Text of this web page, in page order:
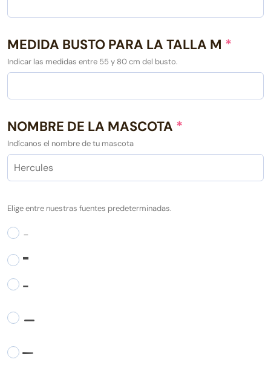
MEDIDA BUSTO PARA LA TALLA M *
Indicar las medidas entre 55 y 80 cm del busto.
NOMBRE DE LA MASCOTA *
Indícanos el nombre de tu mascota
Elige entre nuestras fuentes predeterminadas.
-
-
-
-
-